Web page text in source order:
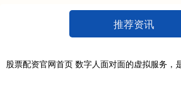
推荐资讯
股票配资官网首页 数字人面对面的虚拟服务，